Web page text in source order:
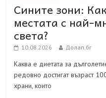
Сините зони:
местата с най-
света?
10.08.2026 Долап.бг
Каква е диетата за
редовно достигат възраст
храни, които